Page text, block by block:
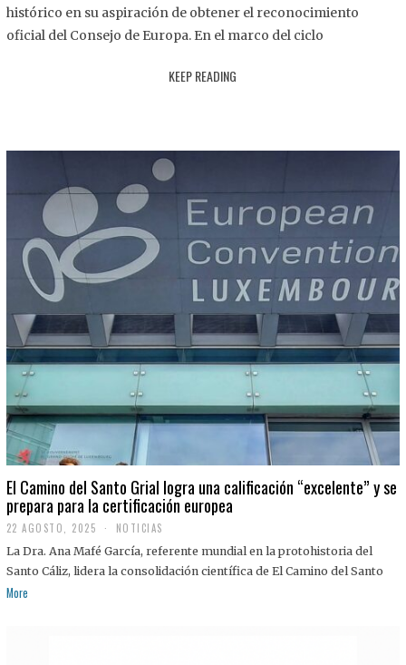
2
histórico en su aspiración de obtener el reconocimiento
oficial del Consejo de Europa. En el marco del ciclo
KEEP READING
El Camino del Santo Grial logra una calificación “excelente” y se
prepara para la certificación europea
22 AGOSTO, 2025
2
A
G
NOTICIAS
La Dra. Ana Mafé García, referente mundial en la protohistoria del
Santo Cáliz, lidera la consolidación científica de El Camino del Santo
More